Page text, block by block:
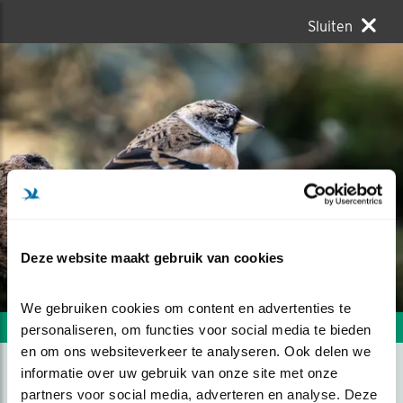
Deze website maakt gebruik van cookies
We gebruiken cookies om content en advertenties te
personaliseren, om functies voor social media te bieden
en om ons websiteverkeer te analyseren. Ook delen we
informatie over uw gebruik van onze site met onze
partners voor social media, adverteren en analyse. Deze
Sluiten
Volgende foto Vorige foto